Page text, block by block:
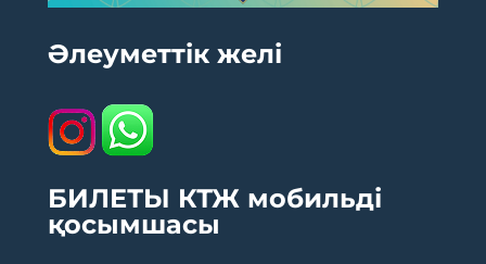
Әлеуметтік желі
БИЛЕТЫ КТЖ мобильді
қосымшасы